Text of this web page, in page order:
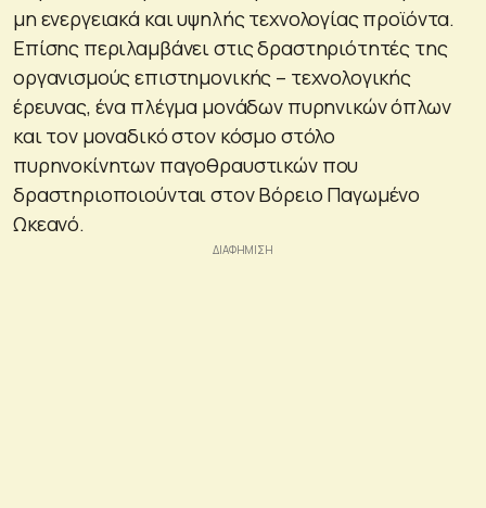
μη ενεργειακά και υψηλής τεχνολογίας προϊόντα.
Επίσης περιλαμβάνει στις δραστηριότητές της
οργανισμούς επιστημονικής – τεχνολογικής
έρευνας, ένα πλέγμα μονάδων πυρηνικών όπλων
και τον μοναδικό στον κόσμο στόλο
πυρηνοκίνητων παγοθραυστικών που
δραστηριοποιούνται στον Βόρειο Παγωμένο
Ωκεανό.